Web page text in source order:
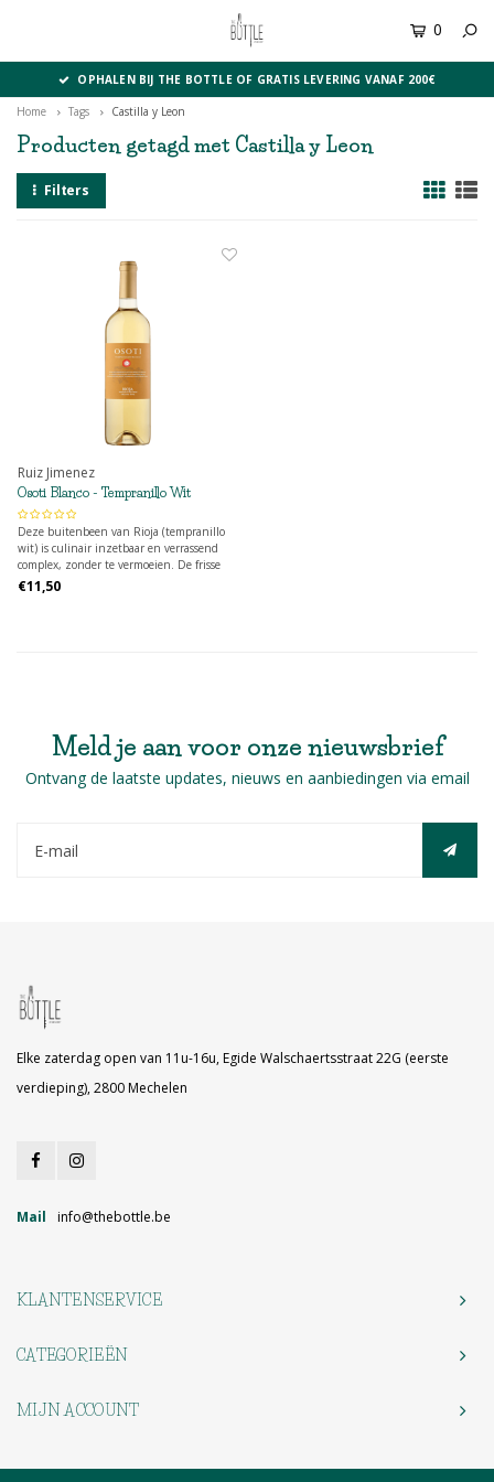
0
OPHALEN BIJ THE BOTTLE OF GRATIS LEVERING VANAF 200€
Home Tags Castilla y Leon
Producten getagd met Castilla y Leon
Filters
Ruiz Jimenez
Osoti Blanco - Tempranillo Wit
Deze buitenbeen van Rioja (tempranillo
wit) is culinair inzetbaar en verrassend
complex, zonder te vermoeien. De frisse
zuren geven het weelderig fruit meer
diepgang en de zijdezachte smaak maakt
€11,50
Meld je aan voor onze nieuwsbrief
Ontvang de laatste updates, nieuws en aanbiedingen via email
Elke zaterdag open van 11u-16u, Egide Walschaertsstraat 22G (eerste
verdieping), 2800 Mechelen
Mail info@thebottle.be
KLANTENSERVICE
CATEGORIEËN
MIJN ACCOUNT